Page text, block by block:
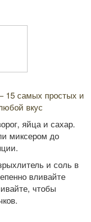
15 самых простых и
вкус
яйца и сахар.
миксером до
и соль в
вливайте
чтобы